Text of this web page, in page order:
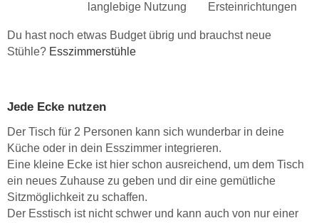
langlebige Nutzung
Ersteinrichtungen
Du hast noch etwas Budget übrig und brauchst neue
Stühle? Esszimmerstühle
Jede Ecke nutzen
Der Tisch für 2 Personen kann sich wunderbar in deine
Küche oder in dein Esszimmer integrieren.
Eine kleine Ecke ist hier schon ausreichend, um dem Tisch
ein neues Zuhause zu geben und dir eine gemütliche
Sitzmöglichkeit zu schaffen.
Der Esstisch ist nicht schwer und kann auch von nur einer